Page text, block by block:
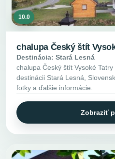
10.0
chalupa Český štít
Destinácia: Stará Lesná
chalupa Český štít Vysoké
destinácii Stará Lesná,
fotky a ďalšie informácie.
Zobraziť